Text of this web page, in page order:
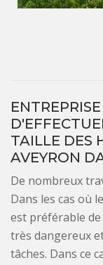
TAILLE DES
AVEYRON
De nombreux
Dans les cas où
est préférable
très dangereux
tâches. Dans ce